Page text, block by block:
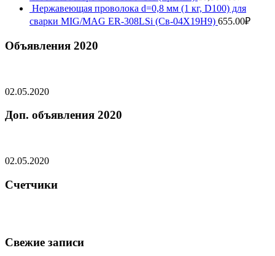
Нержавеющая проволока d=0,8 мм (1 кг, D100) для
сварки MIG/MAG ER-308LSi (Св-04Х19Н9) 655.00₽
Объявления 2020
02.05.2020
Доп. объявления 2020
02.05.2020
Счетчики
Свежие записи